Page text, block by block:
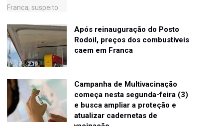
Após reinauguração do Posto
Rodoil, preços dos combustíveis
caem em Franca
Campanha de Multivacinação
começa nesta segunda-feira (3)
e busca ampliar a proteção e
atualizar cadernetas de